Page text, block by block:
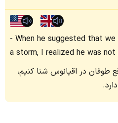
When he suggested that
a storm, I realized he was
طوفان در اقیانوس شنا کنیم،